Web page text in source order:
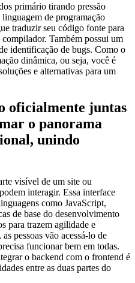
primário tirando pressão
linguagem de programação
traduzir seu código fonte para
Também possui um
identificação de bugs. Como o
dinâmica, ou seja, você é
e alternativas para um
oficialmente juntas
o panorama
unindo
visível de um site ou
interagir. Essa interface
como JavaScript,
de base do desenvolvimento
para trazem agilidade e
pessoas vão acessá-lo de
funcionar bem em todas.
o backend com o frontend é
entre as duas partes do